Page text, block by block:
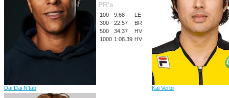
Dai Dai N'tab
PR's
100 9.68
LE
300
22.57
BR
500
34.37
HV
1000 1:08.39 HV
Kai Verbij